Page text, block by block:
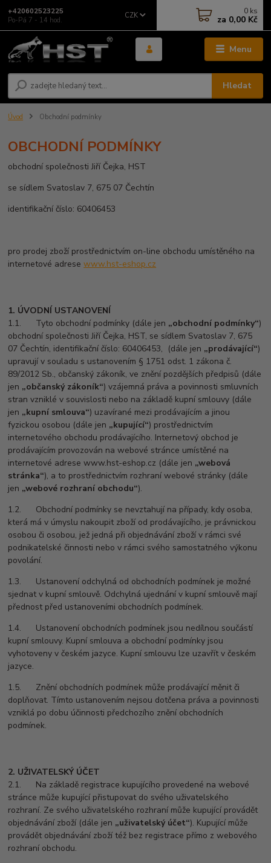
Menu
CZK
Hledat
+420602523225
Po-Pá 7 - 14 hod.
0 ks
za 0,00 Kč
Úvod Obchodní podmínky
OBCHODNÍ PODMÍNKY
obchodní společnosti Jiří Čejka, HST
se sídlem Svatoslav 7, 675 07 Čechtín
identifikační číslo: 60406453
pro prodej zboží prostřednictvím on-line obchodu umístěného na
internetové adresewww.hst-eshop.cz
1. ÚVODNÍ USTANOVENÍ
1.1. Tyto obchodní podmínky (dále jen „obchodní podmínky“)
obchodní společnosti Jiří Čejka, HST, se sídlem Svatoslav 7, 675
07 Čechtín, identifikační číslo: 60406453, (dále jen „prodávající“)
upravují v souladu s ustanovením § 1751 odst. 1 zákona č.
89/2012 Sb., občanský zákoník, ve znění pozdějších předpisů (dále
jen „občanský zákoník“) vzájemná práva a povinnosti smluvních
stran vzniklé v souvislosti nebo na základě kupní smlouvy (dále
jen „kupní smlouva“) uzavírané mezi prodávajícím a jinou
fyzickou osobou (dále jen „kupující“) prostřednictvím
internetového obchodu prodávajícího. Internetový obchod je
prodávajícím provozován na webové stránce umístěné na
internetové adrese www.hst-eshop.cz (dále jen „webová
stránka“), a to prostřednictvím rozhraní webové stránky (dále
jen „webové rozhraní obchodu“).
1.2. Obchodní podmínky se nevztahují na případy, kdy osoba,
která má v úmyslu nakoupit zboží od prodávajícího, je právnickou
osobou či osobou, jež jedná při objednávání zboží v rámci své
podnikatelské činnosti nebo v rámci svého samostatného výkonu
povolání.
1.3. Ustanovení odchylná od obchodních podmínek je možné
sjednat v kupní smlouvě. Odchylná ujednání v kupní smlouvě mají
přednost před ustanoveními obchodních podmínek.
1.4. Ustanovení obchodních podmínek jsou nedílnou součástí
kupní smlouvy. Kupní smlouva a obchodní podmínky jsou
vyhotoveny v českém jazyce. Kupní smlouvu lze uzavřít v českém
jazyce.
1.5. Znění obchodních podmínek může prodávající měnit či
doplňovat. Tímto ustanovením nejsou dotčena práva a povinnosti
vzniklá po dobu účinnosti předchozího znění obchodních
podmínek.
2. UŽIVATELSKÝ ÚČET
2.1. Na základě registrace kupujícího provedené na webové
stránce může kupující přistupovat do svého uživatelského
rozhraní. Ze svého uživatelského rozhraní může kupující provádět
objednávání zboží (dále jen „uživatelský účet“). Kupující může
provádět objednávání zboží též bez registrace přímo z webového
rozhraní obchodu.